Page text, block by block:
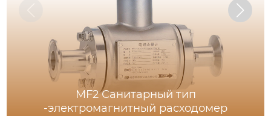
MF2 Санитарный тип
-электромагнитный расходомер